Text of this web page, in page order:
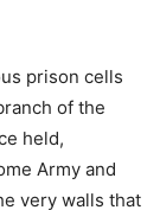
prison cells
of the
held,
Army and
very walls that